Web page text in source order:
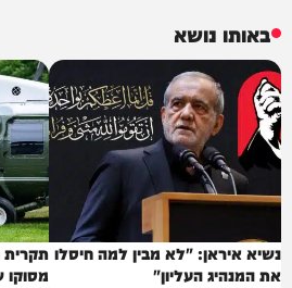
באותו נושא
נשיא איראן: "לא מבין למה חיסלו
את המנהיג העליון"